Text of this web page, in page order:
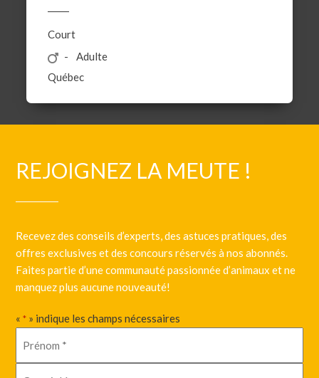
Court
Adulte
Québec
REJOIGNEZ LA MEUTE !
Recevez des conseils d’experts, des astuces pratiques, des
offres exclusives et des concours réservés à nos abonnés.
Faites partie d’une communauté passionnée d’animaux et ne
manquez plus aucune nouveauté!
«* » indique les champs nécessaires